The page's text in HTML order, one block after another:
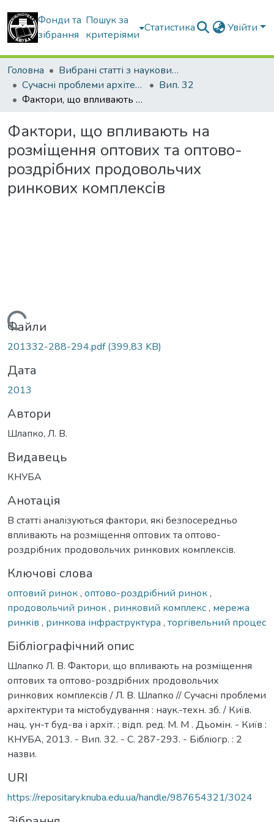
Фонди та
зібрання
Пошук за
критеріями
Статистика Увійти
Головна
Вибрані статті з наукових збірників КНУБА
Сучасні проблеми архітектури та містобудування
Вип. 32
Фактори, що впливають на розміщення оптових та оптово-роздрібних продовольчих ринкових комплексів
Фактори, що впливають на
розміщення оптових та оптово-
роздрібних продовольчих
ринкових комплексів
Вантажиться...
Файли
201332-288-294.pdf(399,83 KB)
Дата
2013
Автори
Шлапко, Л. В.
Видавець
КНУБА
Анотація
В статті аналізуються фактори, які безпосередньо
впливають на розміщення оптових та оптово-
роздрібних продовольчих ринкових комплексів.
Ключові слова
оптовий ринок, оптово-роздрібний ринок,
продовольчий ринок, ринковий комплекс, мережа
ринків , ринкова інфраструктура , торгівельний процес
Бібліографічний опис
Шлапко Л. В. Фактори, що впливають на розміщення
оптових та оптово-роздрібних продовольчих
ринкових комплексів / Л. В. Шлапко // Сучасні проблеми
архітектури та містобудування : наук.-техн. зб. / Київ.
нац. ун-т буд-ва і архіт. ; відп. ред. М. М . Дьомін. - Київ :
КНУБА, 2013. - Вип. 32. - С. 287-293. - Бібліогр. : 2
назви.
URI
https://repositary.knuba.edu.ua/handle/987654321/3024